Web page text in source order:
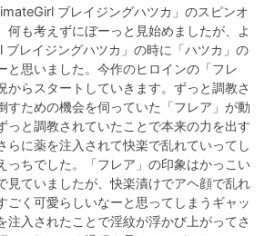
ブレイジングハツカ」のスピンオ
何も考えずにぼーっと見始めましたが、よ
レイジングハツカ」の時に「ハツカ」の
と思いました。今作のヒロインの「フレ
からスタートしていきます。ずっと調教さ
すための機会を伺っていた「フレア」が動
っと調教されていたことで本来の力を出す
らに薬を注入されて快楽で乱れていってし
っちでした。「フレア」の印象はかっこい
見ていましたが、快楽漬けでアヘ顔で乱れ
ごく可愛らしいなーと思ってしまうギャッ
注入されたことで淫紋が浮かび上がってさ